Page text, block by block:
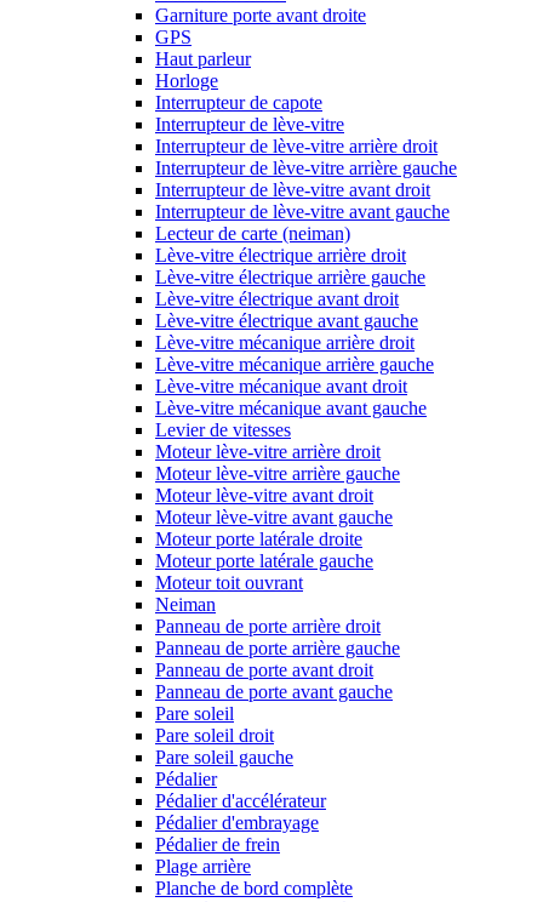
Garniture porte avant droite
GPS
Haut parleur
Horloge
Interrupteur de capote
Interrupteur de lève-vitre
Interrupteur de lève-vitre arrière droit
Interrupteur de lève-vitre arrière gauche
Interrupteur de lève-vitre avant droit
Interrupteur de lève-vitre avant gauche
Lecteur de carte (neiman)
Lève-vitre électrique arrière droit
Lève-vitre électrique arrière gauche
Lève-vitre électrique avant droit
Lève-vitre électrique avant gauche
Lève-vitre mécanique arrière droit
Lève-vitre mécanique arrière gauche
Lève-vitre mécanique avant droit
Lève-vitre mécanique avant gauche
Levier de vitesses
Moteur lève-vitre arrière droit
Moteur lève-vitre arrière gauche
Moteur lève-vitre avant droit
Moteur lève-vitre avant gauche
Moteur porte latérale droite
Moteur porte latérale gauche
Moteur toit ouvrant
Neiman
Panneau de porte arrière droit
Panneau de porte arrière gauche
Panneau de porte avant droit
Panneau de porte avant gauche
Pare soleil
Pare soleil droit
Pare soleil gauche
Pédalier
Pédalier d'accélérateur
Pédalier d'embrayage
Pédalier de frein
Plage arrière
Planche de bord complète